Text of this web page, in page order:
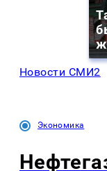
Новости СМИ2
Экономика